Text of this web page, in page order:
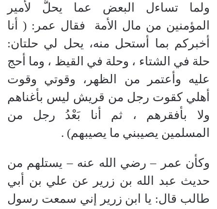
ولما تساءل البعض عما يحلُّ لأمير
المؤمنين من مال الأمة
فقال عمر :
( أنا
أخبركم بما أستحل منه، يحل لي حلتان:
حلة في الشتاء ، وحلة في القيظ ، وما أحج
عليه وأعتمر من الظهر، وقوتي وقوت
أهلي كقوت رجل من قريش ليس بأغناهم
ولا بأفقرهم ، ثم أنا بَعْدُ رجل من
المسلمين يصيبني ما يصيبهم)
.
وكأن عمر –رضي الله عنه–يستلهم من
حديث عبد الله بن زرير عن علي بن أبي
طالب قال: يا ابن زرير إني سمعت رسول